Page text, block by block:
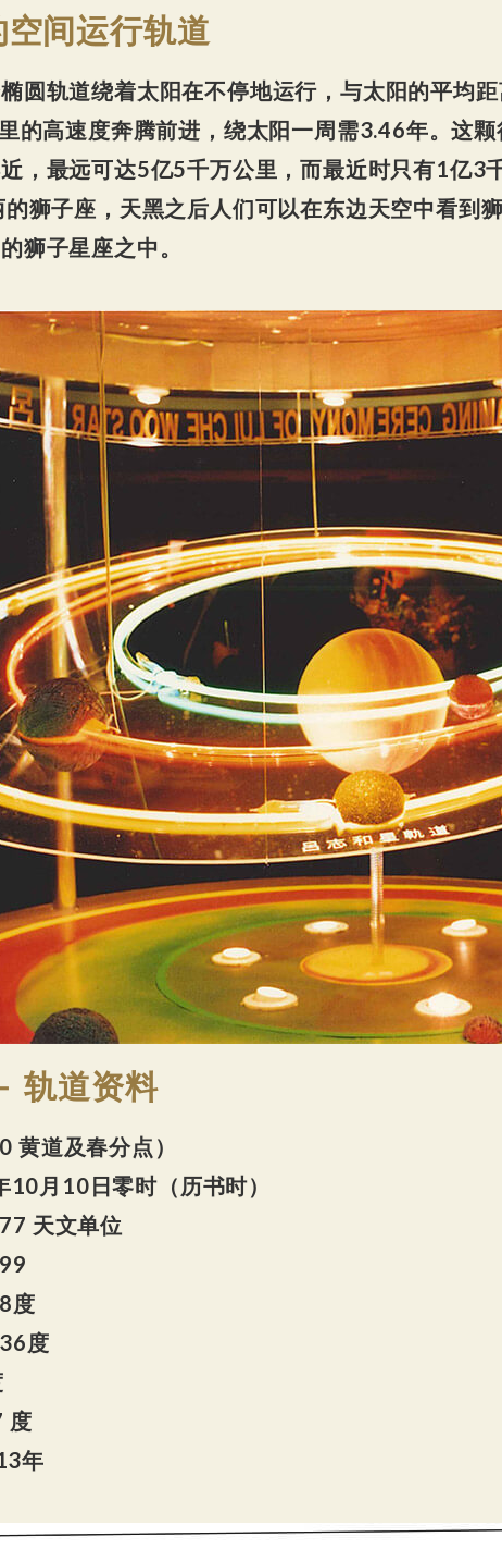
空间运行轨道
椭圆轨道绕着太阳在不停地运行，与太阳的平均
的高速度奔腾前进，绕太阳一周需3.46年。这颗
，最远可达5亿5千万公里，而最近时只有1亿3
狮子座，天黑之后人们可以在东边天空中看到
狮子星座之中。
轨道资料
黄道及春分点）
月10日零时（历书时）
天文单位
度
度
度
年